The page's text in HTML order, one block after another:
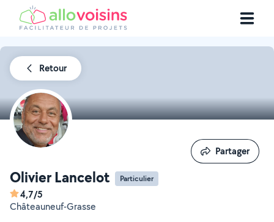
Retour
Olivier Lancelot Particulier
4,7/5
Châteauneuf-Grasse
Partager
Partager